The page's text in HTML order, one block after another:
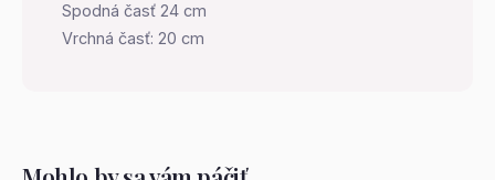
Spodná časť 24 cm
Vrchná časť: 20 cm